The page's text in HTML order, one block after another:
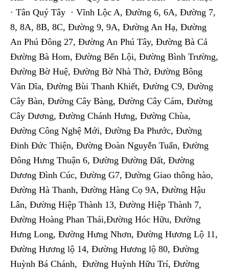
· Tân Quý Tây · Vĩnh Lộc A, Đường 6, 6A, Đường 7,
8, 8A, 8B, 8C, Đường 9, 9A, Đường An Hạ, Đường
An Phú Đông 27, Đường An Phú Tây, Đường Bà Cả
Đường Bà Hom, Đường Bến Lội, Đường Bình Trường,
Đường Bờ Huệ, Đường Bờ Nhà Thờ, Đường Bông
Văn Dĩa, Đường Bùi Thanh Khiết, Đường C9, Đường
Cây Bàn, Đường Cây Bàng, Đường Cây Cám, Đường
Cây Dương, Đường Chánh Hưng, Đường Chùa,
Đường Công Nghệ Mới, Đường Đa Phước, Đường
Đinh Đức Thiện, Đường Đoàn Nguyễn Tuấn, Đường
Đông Hưng Thuận 6, Đường Đường Đất, Đường
Dương Đình Cúc, Đường G7, Đường Giao thông hào,
Đường Hà Thanh, Đường Hàng Cọ 9A, Đường Hậu
Lân, Đường Hiệp Thành 13, Đường Hiệp Thành 7,
Đường Hoàng Phan Thái,Đường Hóc Hữu, Đường
Hưng Long, Đường Hưng Nhơn, Đường Hương Lộ 11,
Đường Hương lộ 14, Đường Hương lộ 80, Đường
Huỳnh Bá Chánh, Đường Huỳnh Hữu Trí, Đường